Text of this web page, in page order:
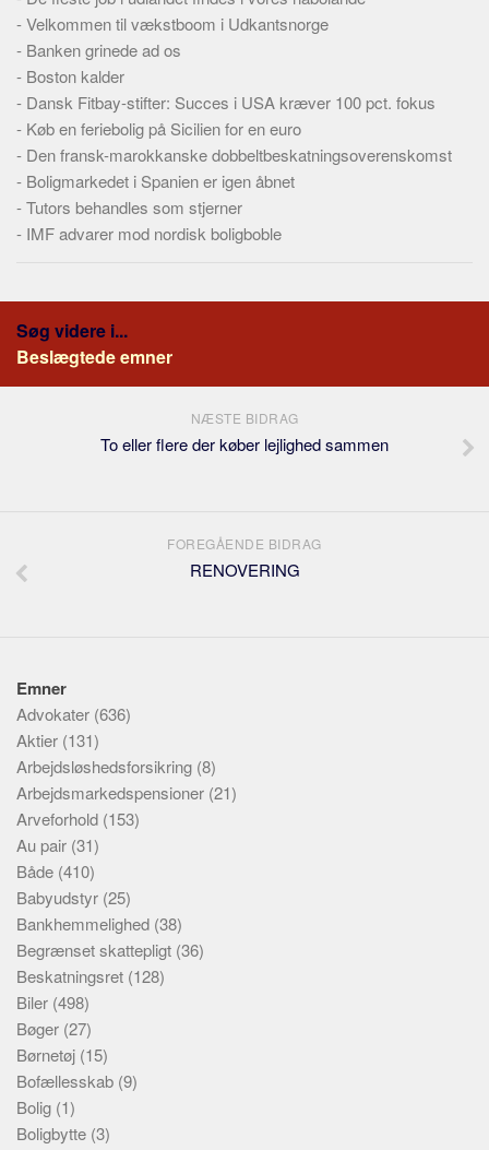
Bannere
Hjælp
-Velkommen til vækstboom i Udkantsnorge
- Banken grinede ad os
- Boston kalder
- Dansk Fitbay-stifter: Succes i USA kræver 100 pct. fokus
- Køb en feriebolig på Sicilien for en euro
- Den fransk-marokkanske dobbeltbeskatningsoverenskomst
- Boligmarkedet i Spanien er igen åbnet
-Tutors behandles som stjerner
- IMF advarer mod nordisk boligboble
Søg videre i...
Beslægtede emner
NÆSTE BIDRAG
To eller flere der køber lejlighed sammen
FOREGÅENDE BIDRAG
RENOVERING
Emner
Advokater (636)
Aktier (131)
Arbejdsløshedsforsikring (8)
Arbejdsmarkedspensioner (21)
Arveforhold (153)
Au pair (31)
Både (410)
Babyudstyr (25)
Bankhemmelighed (38)
Begrænset skattepligt (36)
Beskatningsret (128)
Biler (498)
Bøger (27)
Børnetøj (15)
Bofællesskab (9)
Bolig (1)
Boligbytte (3)